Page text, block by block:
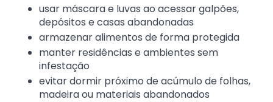
usar máscara e luvas ao acessar galpões,
depósitos e casas abandonadas
armazenar alimentos de forma protegida
manter residências e ambientes sem
infestação
evitar dormir próximo de acúmulo de folhas,
madeira ou materiais abandonados